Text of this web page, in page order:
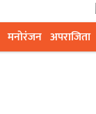
मनोरंजन अपराजिता